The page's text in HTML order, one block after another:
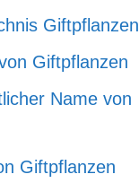
Giftpflanzen
Giftpflanzen
Name von
Giftpflanzen